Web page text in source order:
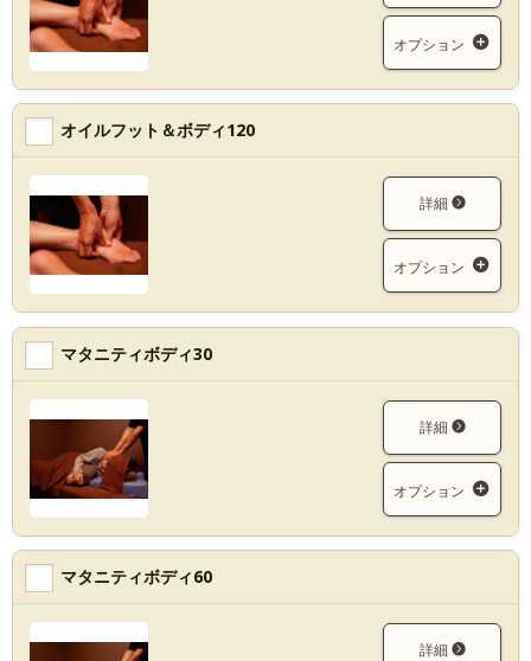
オプション
オイルフット＆ボディ120
詳細
オプション
マタニティボディ30
詳細
オプション
マタニティボディ60
詳細